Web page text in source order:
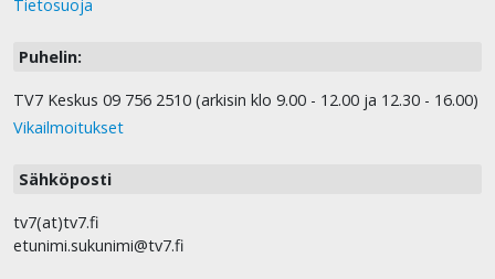
Tietosuoja
Puhelin:
TV7 Keskus 09 756 2510 (arkisin klo 9.00 - 12.00 ja 12.30 - 16.00)
Vikailmoitukset
Sähköposti
tv7(at)tv7.fi
etunimi.sukunimi@tv7.fi